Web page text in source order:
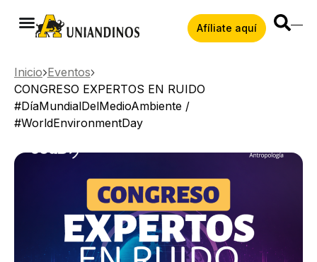
Afíliate aquí
Inicio Eventos
CONGRESO EXPERTOS EN RUIDO
#DíaMundialDelMedioAmbiente /
#WorldEnvironmentDay